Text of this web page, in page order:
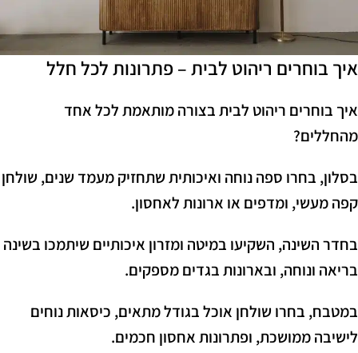
איך בוחרים ריהוט לבית – פתרונות לכל חלל
איך בוחרים ריהוט לבית בצורה מותאמת לכל אחד
מהחללים?
בסלון, בחרו ספה נוחה ואיכותית שתחזיק מעמד שנים, שולחן
קפה מעשי, ומדפים או ארונות לאחסון.
בחדר השינה, השקיעו במיטה ומזרון איכותיים שיתמכו בשינה
בריאה ונוחה, ובארונות בגדים מספקים.
במטבח, בחרו שולחן אוכל בגודל מתאים, כיסאות נוחים
לישיבה ממושכת, ופתרונות אחסון חכמים.